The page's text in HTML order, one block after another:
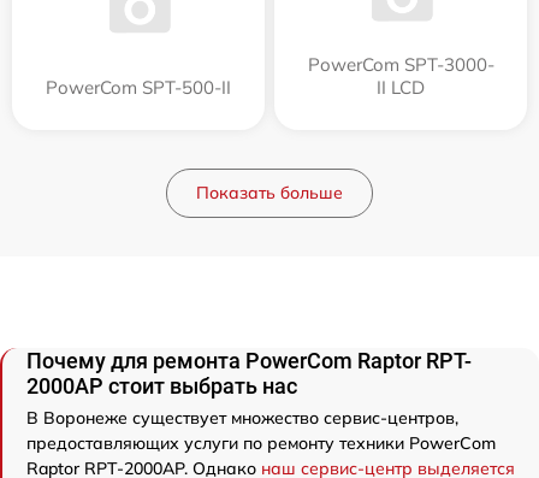
PowerCom SPT-500-II
PowerCom SPT-3000-
II LCD
Показать больше
Почему для ремонта PowerCom Raptor RPT-
2000AP стоит выбрать нас
В Воронеже существует множество сервис-центров,
предоставляющих услуги по ремонту техники PowerCom
Raptor RPT-2000AP. Однако наш сервис-центр выделяется